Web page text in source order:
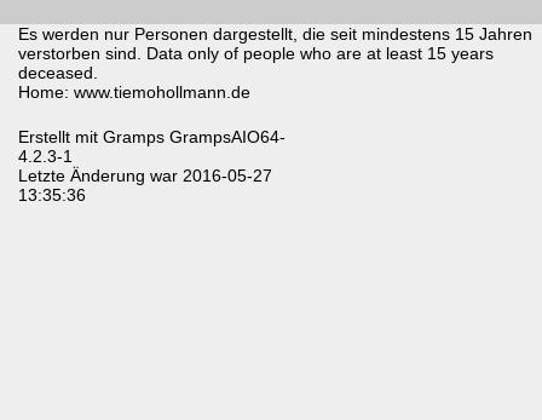
Es werden nur Personen dargestellt, die seit mindestens 15 Jahren
verstorben sind. Data only of people who are at least 15 years
deceased.
Home: www.tiemohollmann.de
Erstellt mit Gramps GrampsAIO64-
4.2.3-1
Letzte Änderung war 2016-05-27
13:35:36